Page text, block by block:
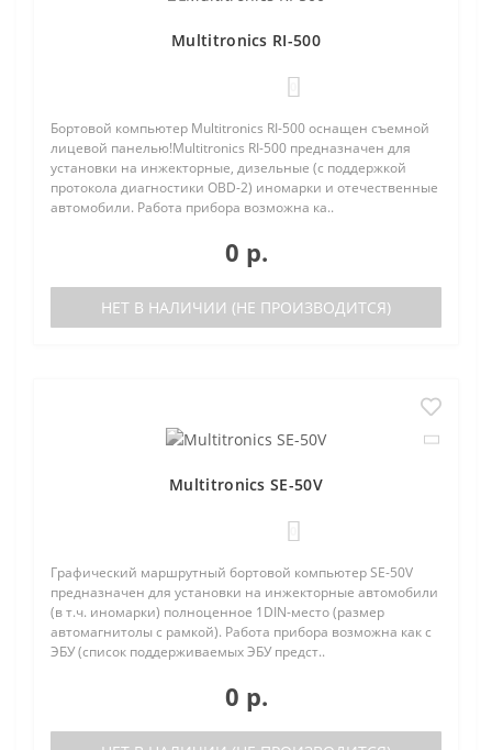
Multitronics RI-500
Бортовой компьютер Multitronics RI-500 оснащен съемной
лицевой панелью!Multitronics RI-500 предназначен для
установки на инжекторные, дизельные (с поддержкой
протокола диагностики OBD-2) иномарки и отечественные
автомобили. Работа прибора возможна ка..
0 р.
НЕТ В НАЛИЧИИ (НЕ ПРОИЗВОДИТСЯ)
Multitronics SE-50V
Графический маршрутный бортовой компьютер SE-50V
предназначен для установки на инжекторные автомобили
(в т.ч. иномарки) полноценное 1DIN-место (размер
автомагнитолы с рамкой). Работа прибора возможна как с
ЭБУ (список поддерживаемых ЭБУ предст..
0 р.